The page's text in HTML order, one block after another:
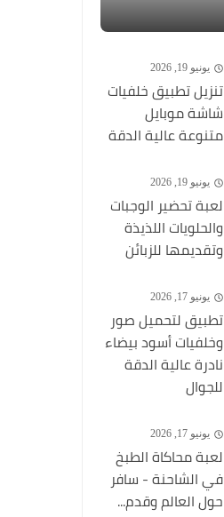
يونيو 19, 2026
تنزيل تطبيق خلفيات
شاشة موبايل
متنوعة عالية الدقة
يونيو 19, 2026
لعبة تحضير الوجبات
والحلويات اللذيذة
وتقديمها للزبائن
يونيو 17, 2026
تطبيق لتحميل صور
وخلفيات أسود بيضاء
نادرة عالية الدقة
للجوال
يونيو 17, 2026
لعبة محاكاة الطبخ
في الشاحنة - سافر
حول العالم وقدم...